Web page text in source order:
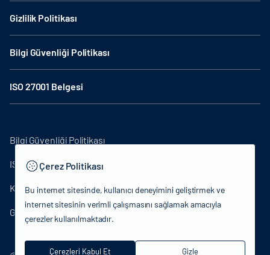
Gizlilik Politikası
Bilgi Güvenliği Politikası
ISO 27001 Belgesi
Bilgi Güvenliği Politikası
ISO27001
KVKK Aydınlatma Metni
Gizlilik Politikası
Çerez Politikası
Bu internet sitesinde, kullanıcı deneyimini geliştirmek ve
internet sitesinin verimli çalışmasını sağlamak amacıyla
çerezler kullanılmaktadır.
Çerezleri Kabul Et Gizle